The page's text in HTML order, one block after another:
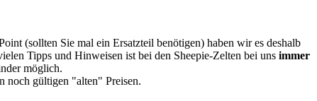
(sollten Sie mal ein Ersatzteil benötigen) haben wir es deshalb
Tipps und Hinweisen ist bei den Sheepie-Zelten bei uns immer
möglich.
noch gültigen "alten" Preisen.